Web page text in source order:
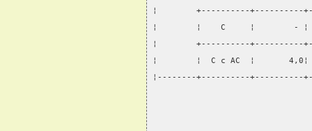
¦        +----------+----------
¦        ¦    С     ¦        - ¦
¦        +----------+----------
¦        ¦  С с АС  ¦
¦--------+----------+----------